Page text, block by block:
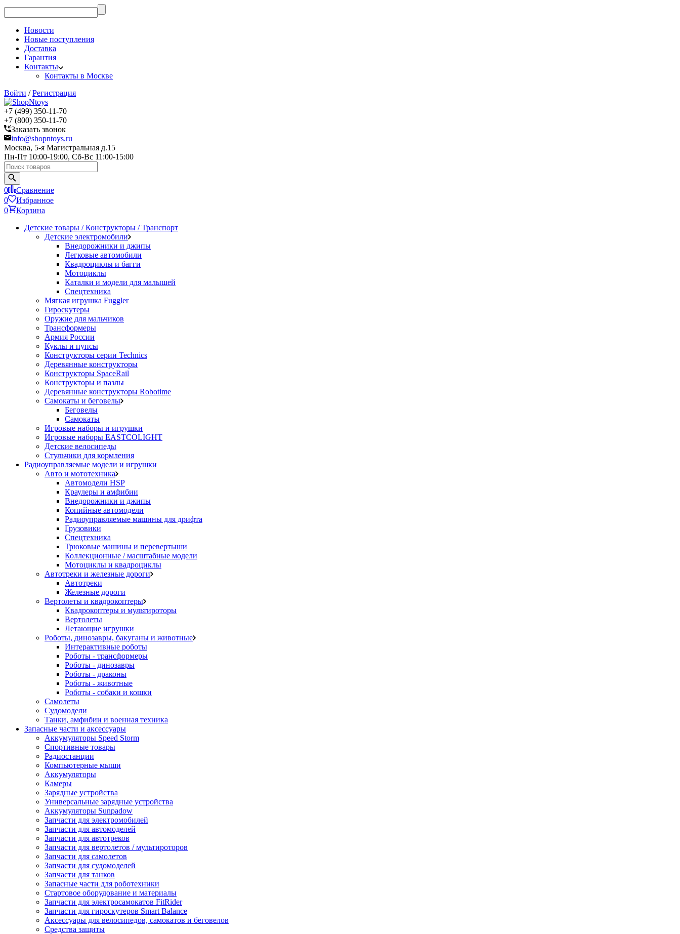
Новости
Новые поступления
Доставка
Гарантия
Контакты
Контакты в Москве
Войти /Регистрация
+7 (499) 350-11-70
+7 (800) 350-11-70
Заказать звонок
info@shopntoys.ru
Москва, 5-я Магистральная д.15
Пн-Пт 10:00-19:00, Сб-Вс 11:00-15:00
0
Сравнение
0
Избранное
0
Корзина
Детские товары / Конструкторы / Транспорт
Детские электромобили
Внедорожники и джипы
Легковые автомобили
Квадроциклы и багги
Мотоциклы
Каталки и модели для малышей
Спецтехника
Мягкая игрушка Fuggler
Гироскутеры
Оружие для мальчиков
Трансформеры
Армия России
Куклы и пупсы
Конструкторы серии Technics
Деревянные конструкторы
Конструкторы SpaceRail
Конструкторы и пазлы
Деревянные конструкторы Robotime
Самокаты и беговелы
Беговелы
Самокаты
Игровые наборы и игрушки
Игровые наборы EASTCOLIGHT
Детские велосипеды
Стульчики для кормления
Радиоуправляемые модели и игрушки
Авто и мототехника
Автомодели HSP
Краулеры и амфибии
Внедорожники и джипы
Копийные автомодели
Радиоуправляемые машины для дрифта
Грузовики
Спецтехника
Трюковые машины и перевертыши
Коллекционные / масштабные модели
Мотоциклы и квадроциклы
Автотреки и железные дороги
Автотреки
Железные дороги
Вертолеты и квадрокоптеры
Квадрокоптеры и мультироторы
Вертолеты
Летающие игрушки
Роботы, динозавры, бакуганы и животные
Интерактивные роботы
Роботы - трансформеры
Роботы - динозавры
Роботы - драконы
Роботы - животные
Роботы - собаки и кошки
Самолеты
Судомодели
Танки, амфибии и военная техника
Запасные части и аксессуары
Аккумуляторы Speed Storm
Спортивные товары
Радиостанции
Компьютерные мыши
Аккумуляторы
Камеры
Зарядные устройства
Универсальные зарядные устройства
Аккумуляторы Sunpadow
Запчасти для электромобилей
Запчасти для автомоделей
Запчасти для автотреков
Запчасти для вертолетов / мультироторов
Запчасти для самолетов
Запчасти для судомоделей
Запчасти для танков
Запасные части для роботехники
Стартовое оборудование и материалы
Запчасти для электросамокатов FitRider
Запчасти для гироскутеров Smart Balance
Аксессуары для велосипедов, самокатов и беговелов
Средства защиты